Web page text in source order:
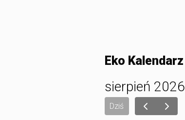
Eko Kalendarz
sierpień 2026
Dziś